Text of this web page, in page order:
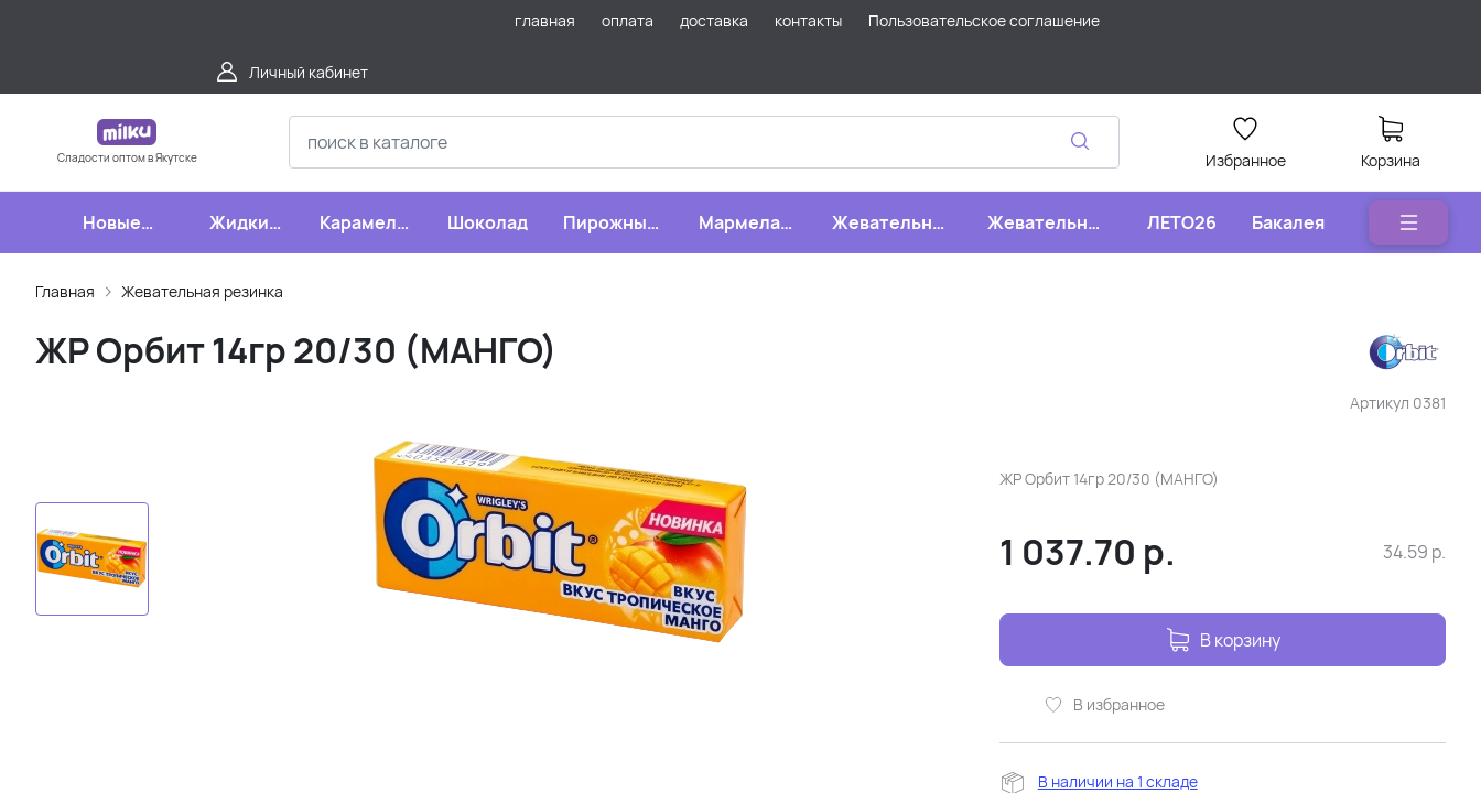
главная оплата доставка контакты Пользовательское соглашение
Личный кабинет
Сладости оптом в Якутске Избранное Корзина
Новые
поступления
Жидкие
конфеты
Карамель,
леденцы,
Шоколад
Пирожные,
бисквиты,
Мармелад,
зефир,
Жевательная
резинка
Жевательные
конфеты
ЛЕТО26 Бакалея
Главная Жевательная резинка
Артикул 0381
ЖР Орбит 14гр 20/30 (МАНГО)
ЖР Орбит 14гр 20/30 (МАНГО)
1 037.70 р. 34.59 р.
В корзину
В избранное
В наличии на 1 складе